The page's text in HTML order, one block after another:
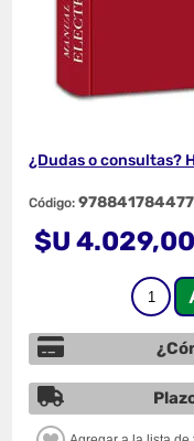
¿Dudas o consultas?
Código:
$U 4.029,00